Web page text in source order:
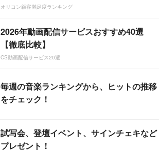
オリコン顧客満足度ランキング
2026年動画配信サービスおすすめ40選
【徹底比較】
CS動画配信サービス20選
毎週の音楽ランキングから、ヒットの推移
をチェック！
試写会、登壇イベント、サインチェキなど
プレゼント！